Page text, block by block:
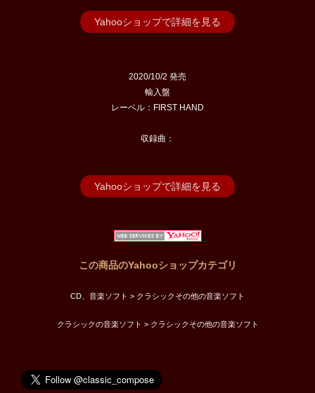
Yahooショップで詳細を見る
2020/10/2 発売
輸入盤
レーベル：FIRST HAND
収録曲：
Yahooショップで詳細を見る
この商品のYahooショップカテゴリ
CD、音楽ソフト > クラシックその他の音楽ソフト
クラシックの音楽ソフト > クラシックその他の音楽ソフト